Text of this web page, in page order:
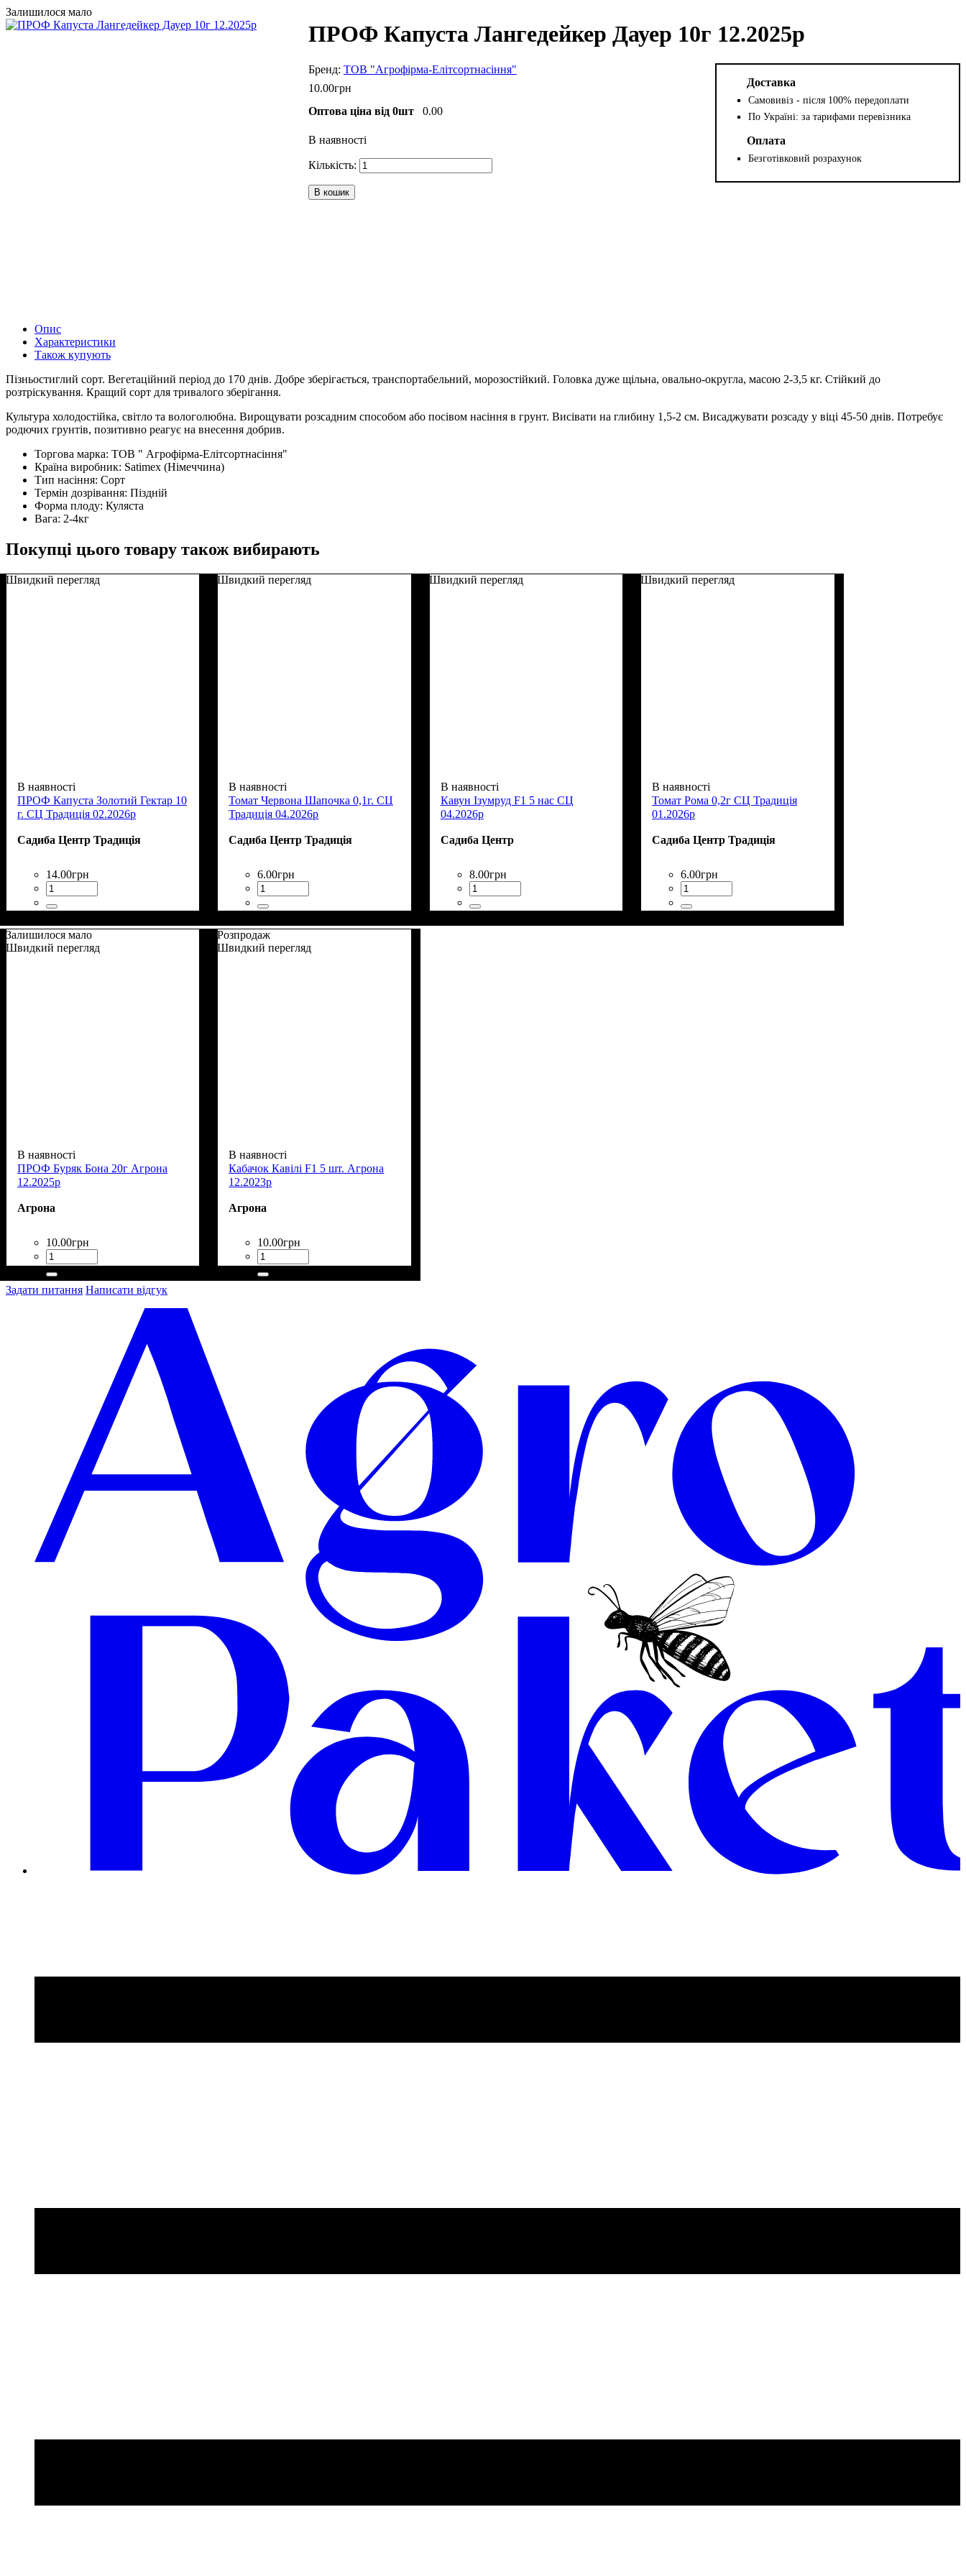
Залишилося мало
ПРОФ Капуста Лангедейкер Дауер 10г 12.2025р
ТОВ "Агрофірма-Елітсортнасіння"
10.00грн
Оптова ціна від 0шт
0.00
В наявності
В кошик
Доставка
Самовивіз - після 100% передоплати
По Україні: за тарифами перевізника
Оплата
Безготівковий розрахунок
Опис
Характеристики
Також купують
Пізньостиглий сорт. Вегетаційний період до 170 днів. Добре зберігається, транспортабельний, морозостійкий. Головка дуже щільна, овально-округла, масою 2-3,5 кг. Стійкий до
розтріскування. Кращий сорт для тривалого зберігання.
Культура холодостійка, світло та вологолюбна. Вирощувати розсадним способом або посівом насіння в грунт. Висівати на глибину 1,5-2 см. Висаджувати розсаду у віці 45-50 днів. Потребує
родючих грунтів, позитивно реагує на внесення добрив.
Торгова марка: ТОВ " Агрофірма-Елітсортнасіння"
Країна виробник: Satimex (Німеччина)
Тип насіння: Сорт
Термін дозрівання: Піздній
Форма плоду: Куляста
Вага: 2-4кг
Покупці цього товару також вибирають
Швидкий перегляд
В наявності
ПРОФ Капуста Золотий Гектар 10
г. СЦ Традиція 02.2026р
Садиба Центр Традиція
14.00грн
Швидкий перегляд
В наявності
Томат Червона Шапочка 0,1г. СЦ
Традиція 04.2026р
Садиба Центр Традиція
6.00грн
Швидкий перегляд
В наявності
Кавун Ізумруд F1 5 нас СЦ
04.2026р
Садиба Центр
8.00грн
Швидкий перегляд
В наявності
Томат Рома 0,2г СЦ Традиція
01.2026р
Садиба Центр Традиція
6.00грн
Залишилося мало
Швидкий перегляд
В наявності
ПРОФ Буряк Бона 20г Агрона
12.2025р
Агрона
10.00грн
Розпродаж
Швидкий перегляд
В наявності
Кабачок Кавілі F1 5 шт. Агрона
12.2023р
Агрона
10.00грн
Задати питання Написати відгук